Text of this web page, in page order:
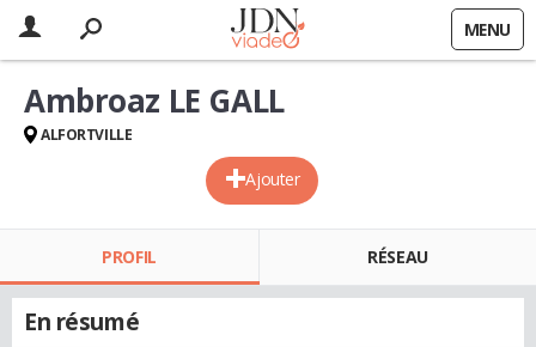
MENU
Ajouter
Ambroaz LE GALL
ALFORTVILLE
PROFIL RÉSEAU
En résumé